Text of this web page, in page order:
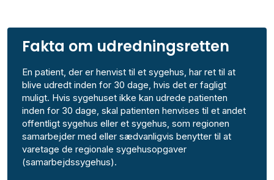
Fakta om udredningsretten
En patient, der er henvist til et sygehus, har ret til at
blive udredt inden for 30 dage, hvis det er fagligt
muligt. Hvis sygehuset ikke kan udrede patienten
inden for 30 dage, skal patienten henvises til et andet
offentligt sygehus eller et sygehus, som regionen
samarbejder med eller sædvanligvis benytter til at
varetage de regionale sygehusopgaver
(samarbejdssygehus).